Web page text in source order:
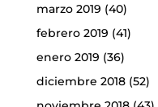
marzo 2019 (40)
febrero 2019 (41)
enero 2019 (36)
diciembre 2018(52)